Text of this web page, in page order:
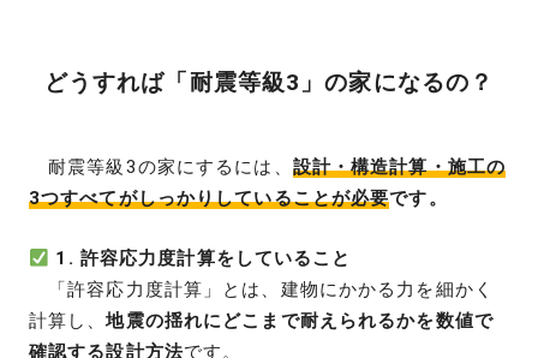
どうすれば「耐震等級3」の家になるの？
耐震等級3の家にするには、 設計・構造計算・施工の
3つすべてがしっかりしていることが必要です。
1. 許容応力度計算をしていること
「許容応力度計算」とは、建物にかかる力を細かく
計算し、地震の揺れにどこまで耐えられるかを数値で
確認する設計方法です。